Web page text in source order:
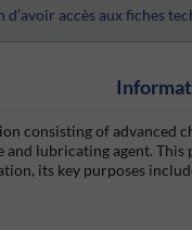
accès aux fiches
consisting of advanced
lubricating agent.
its key purposes